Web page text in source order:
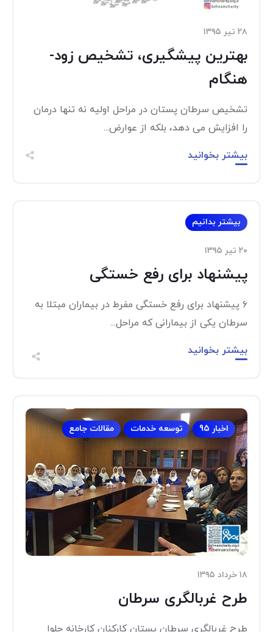
۲۸ تیر ۱۳۹۵
بهترین پیشگیری، تشخیص زود­
هنگام
تشخیص سرطان پستان در مراحل اولیه نه تنها درمان
را افزایش می دهد، بلکه از عوارض...
بیشتر بخوانید
بیشتر بدانیم
۲۰ تیر ۱۳۹۵
پیشنهاد برای رفع خستگی
۶ پیشنهاد برای رفع خستگی مفرط در بیماران مبتلا به
سرطان یکی از بیمارانی که مراحل...
بیشتر بخوانید
اخبار 95 توسعه خدمات مقالات جامع
۱۸ خرداد ۱۳۹۵
طرح غربالگری سرطان
طرح غربالگری سرطان پستان کارکنان کارخانه حلوا